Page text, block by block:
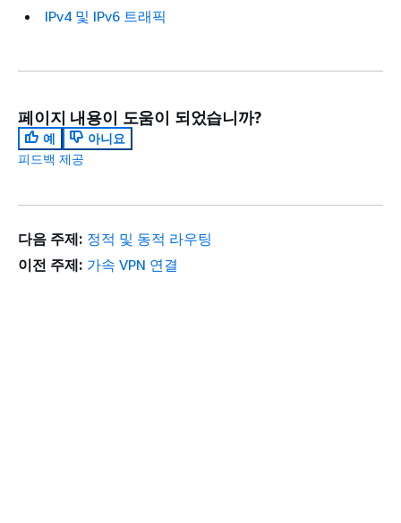
IPv4 및 IPv6 트래픽
페이지 내용이 도움이 되었습니까?
예
아니요
피드백 제공
다음 주제: 정적 및 동적 라우팅
이전 주제: 가속 VPN 연결